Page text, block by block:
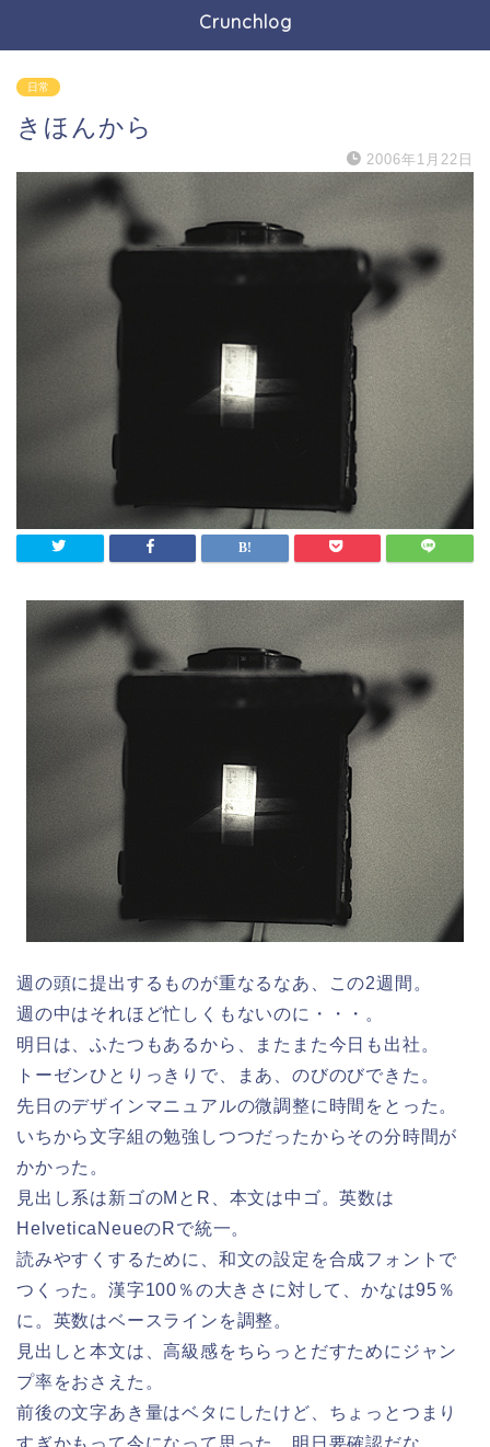
Crunchlog
日常
きほんから
2006年1月22日
週の頭に提出するものが重なるなあ、この2週間。
週の中はそれほど忙しくもないのに・・・。
明日は、ふたつもあるから、またまた今日も出社。
トーゼンひとりっきりで、まあ、のびのびできた。
先日のデザインマニュアルの微調整に時間をとった。
いちから文字組の勉強しつつだったからその分時間が
かかった。
見出し系は新ゴのMとR、本文は中ゴ。英数は
HelveticaNeueのRで統一。
読みやすくするために、和文の設定を合成フォントで
つくった。漢字100％の大きさに対して、かなは95％
に。英数はベースラインを調整。
見出しと本文は、高級感をちらっとだすためにジャン
プ率をおさえた。
前後の文字あき量はベタにしたけど、ちょっとつまり
すぎかもって今になって思った。明日要確認だな。